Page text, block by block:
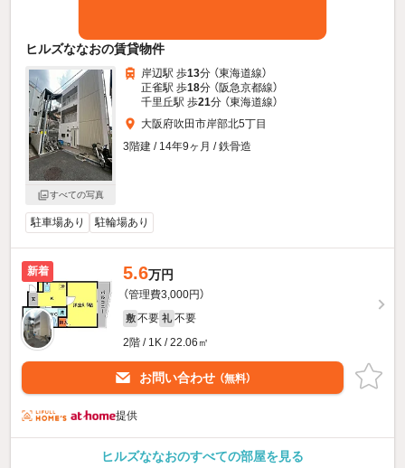
ヒルズななおの賃貸物件
すべての写真
岸辺駅 歩13分 （東海道線）
正雀駅 歩18分 （阪急京都線）
千里丘駅 歩21分 （東海道線）
大阪府吹田市岸部北5丁目
3階建 / 14年9ヶ月 / 鉄骨造
駐車場あり 駐輪場あり
新着 5.6万円
（管理費3,000円）
敷 不要 礼 不要
2階 / 1K / 22.06㎡
お問い合わせ （無料）
提供
ヒルズななおのすべての部屋を見る